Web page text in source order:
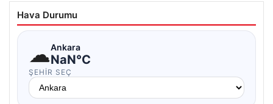
Hava Durumu
☁Ankara
NaN°C
ŞEHIR SEÇ